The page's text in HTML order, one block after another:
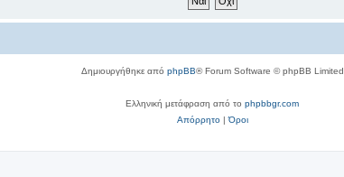
Δημιουργήθηκε από phpBB® Forum Software © phpBB Limited
Ελληνική μετάφραση από το phpbbgr.com
Απόρρητο|Όροι